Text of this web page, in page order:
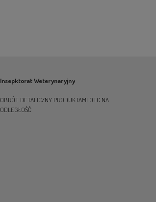
Insepktorat Weterynaryjny
OBRÓT DETALICZNY PRODUKTAMI OTC NA
ODLEGŁOŚĆ